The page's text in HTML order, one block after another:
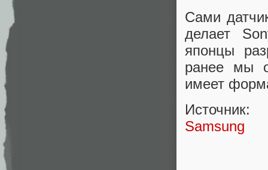
Сами
делает
японцы
ранее мы
имеет
Источник:
Samsung